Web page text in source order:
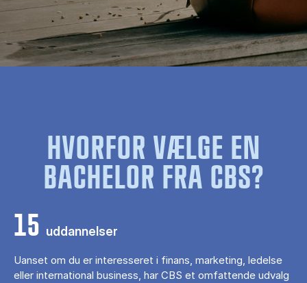
HVORFOR VÆLGE EN
BACHELOR FRA CBS?
15 uddannelser
Uanset om du er interesseret i finans, marketing, ledelse
eller international business, har CBS et omfattende udvalg